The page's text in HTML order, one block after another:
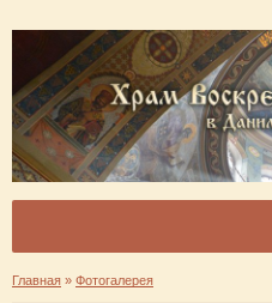
Главная » Фотогалерея